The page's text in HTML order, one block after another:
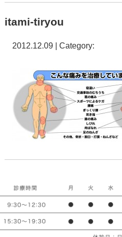
itami-tiryou
2012.12.09 | Category: